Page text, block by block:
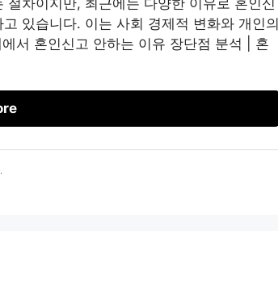
차이지만, 최근에는 다양한 이유로 혼인신
있습니다. 이는 사회 경제적 변화와 개인의
서 혼인신고 안하는 이유 장단점 분석 | 혼